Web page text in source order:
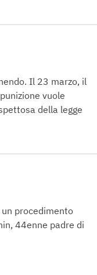
Il 23 marzo, il
vuole
della legge
procedimento
44enne padre di